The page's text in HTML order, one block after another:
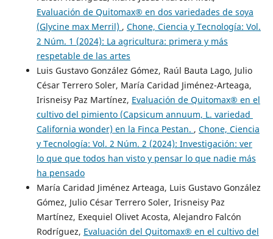
Evaluación de Quitomax® en dos variedades de soya
(Glycine max Merril) , Chone, Ciencia y Tecnología: Vol.
2 Núm. 1 (2024): La agricultura: primera y más
respetable de las artes
Luis Gustavo González Gómez, Raúl Bauta Lago, Julio
César Terrero Soler, María Caridad Jiménez-Arteaga,
Irisneisy Paz Martínez, Evaluación de Quitomax® en el
cultivo del pimiento (Capsicum annuum, L. variedad
California wonder) en la Finca Pestan. , Chone, Ciencia
y Tecnología: Vol. 2 Núm. 2 (2024): Investigación: ver
lo que que todos han visto y pensar lo que nadie más
ha pensado
María Caridad Jiménez Arteaga, Luis Gustavo González
Gómez, Julio César Terrero Soler, Irisneisy Paz
Martínez, Exequiel Olivet Acosta, Alejandro Falcón
Rodríguez, Evaluación del Quitomax® en el cultivo del